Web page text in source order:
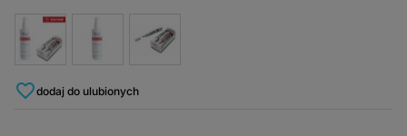
dodaj do ulubionych